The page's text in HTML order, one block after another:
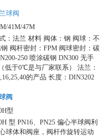
球阀
41M/47M
：法兰材料 阀体：钢 阀球：不
阀杆密封：FPM 阀球密封：碳
250 喷涂碳钢DN300 无手
（低于0℃是与厂家联系）法兰：
的产品长度：DIN3202
阀
型
型 PN16、PN25 偏心半球阀利
球体和阀座，阀杆作旋转运动